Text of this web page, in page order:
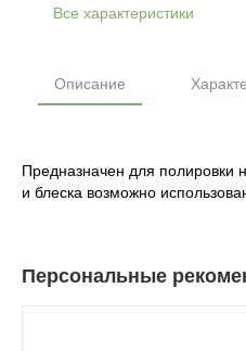
Все характеристики
Описание
Предназначен для полировки
и блеска возможно
Персональные